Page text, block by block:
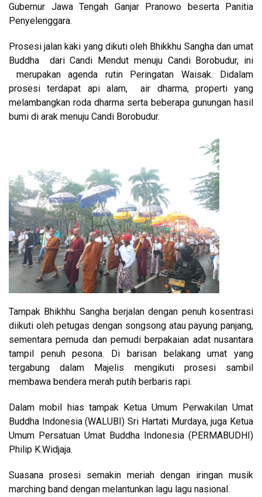
Gubernur Jawa Tengah Ganjar Pranowo beserta Panitia
Penyelenggara.
Prosesi jalan kaki yang dikuti oleh Bhikkhu Sangha dan umat
Buddha dari Candi Mendut menuju Candi Borobudur, ini
merupakan agenda rutin Peringatan Waisak. Didalam
prosesi terdapat api alam, air dharma, properti yang
melambangkan roda dharma serta beberapa gunungan hasil
bumi di arak menuju Candi Borobudur.
Tampak Bhikhhu Sangha berjalan dengan penuh kosentrasi
diikuti oleh petugas dengan songsong atau payung panjang,
sementara pemuda dan pemudi berpakaian adat nusantara
tampil penuh pesona. Di barisan belakang umat yang
tergabung dalam Majelis mengikuti prosesi sambil
membawa bendera merah putih berbaris rapi.
Dalam mobil hias tampak Ketua Umum Perwakilan Umat
Buddha Indonesia (WALUBI) Sri Hartati Murdaya, juga Ketua
Umum Persatuan Umat Buddha Indonesia (PERMABUDHI)
Philip K.Widjaja.
Suasana prosesi semakin meriah dengan iringan musik
marching band dengan melantunkan lagu lagu nasional.